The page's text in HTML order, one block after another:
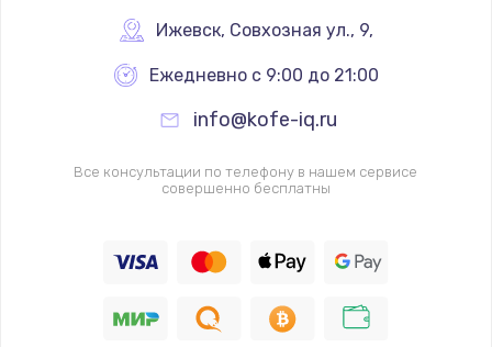
Ижевск, Совхозная ул., 9,
Ежедневно с 9:00 до 21:00
info@kofe-iq.ru
Все консультации по телефону в нашем сервисе
совершенно бесплатны